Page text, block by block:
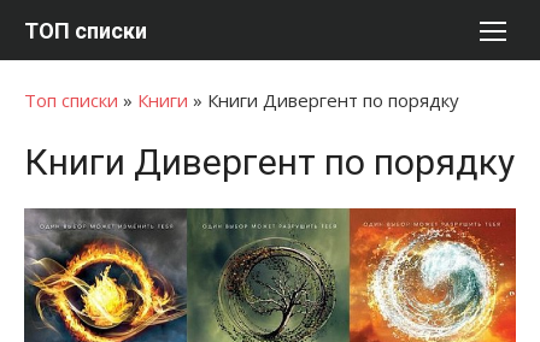
ТОП списки
Топ списки » Книги » Книги Дивергент по порядку
Книги Дивергент по порядку